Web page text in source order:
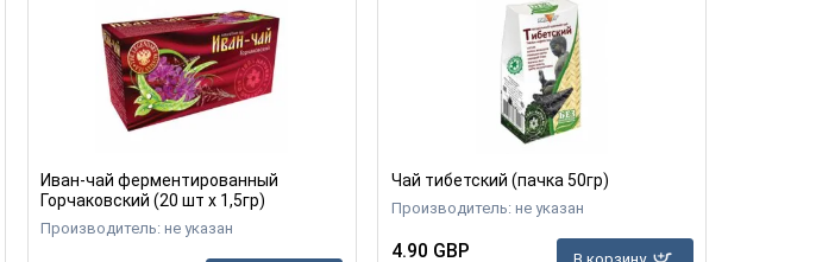
Иван-чай ферментированный
Горчаковский (20 шт х 1,5гр)
Производитель: не указан
Чай тибетский (пачка 50гр)
Производитель: не указан
4.90 GBP